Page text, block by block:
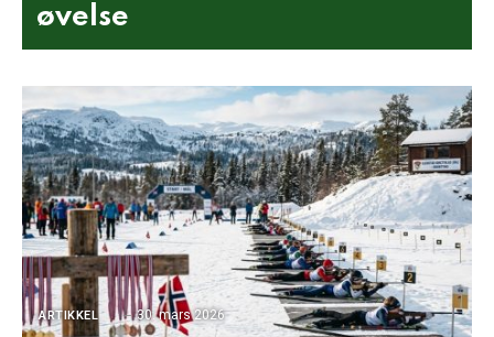
øvelse
ARTIKKEL 30. mars 2026